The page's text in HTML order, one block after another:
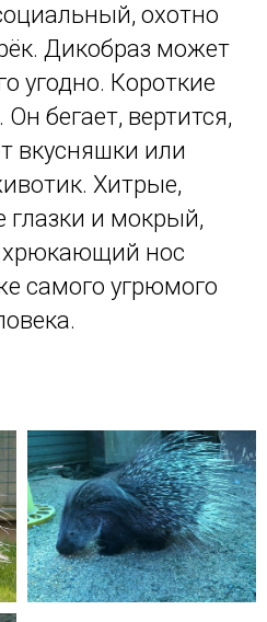
охотно
Дикобраз может
угодно. Короткие
бегает, вертится,
вкусняшки или
Хитрые,
и мокрый,
нос
самого угрюмого